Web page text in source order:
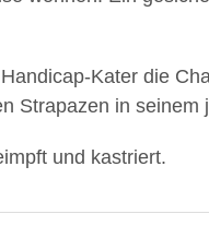
Kater die
Strapazen in seinem
und kastriert.